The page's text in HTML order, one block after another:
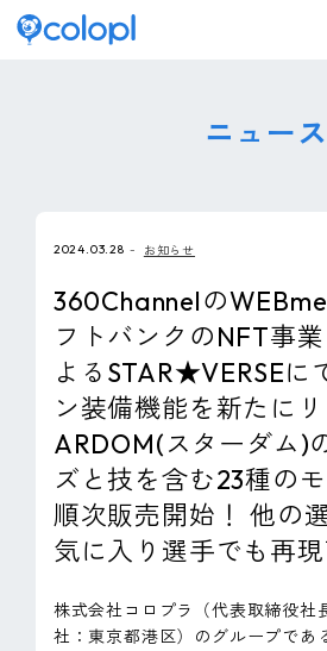
IR情報
採用情報
サステナビリティ
ピンマーク
EN
ニュース
2024.03.28 お知らせ
360Channelの
フトバンクのNFT事
よるSTAR★VERSEに
ン装備機能を新たに
ARDOM(スターダム)
ズと技を含む23種の
順次販売開始！ 他の
気に入り選手でも再
株式会社コロプラ（代表取締役社
社：東京都港区）のグループで